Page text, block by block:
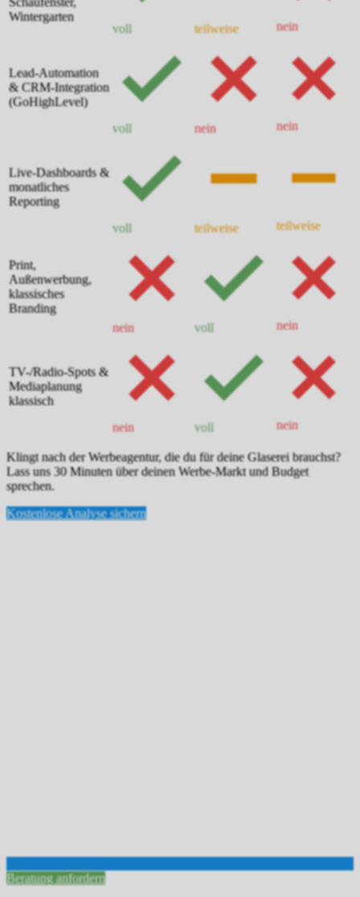
Schaufenster,
Wintergarten
voll
teilweise nein
Lead-Automation
& CRM-Integration
(GoHighLevel)
voll
nein nein
Live-Dashboards &
monatliches
Reporting
voll
teilweise teilweise
Print,
Außenwerbung,
klassisches
Branding
nein
voll nein
TV-/Radio-Spots &
Mediaplanung
klassisch
nein
voll nein
Klingt nach der Werbeagentur, die du für deine Glaserei brauchst?
Lass uns 30 Minuten über deinen Werbe-Markt und Budget
sprechen.
Kostenlose Analyse sichern
Beratung anfordern